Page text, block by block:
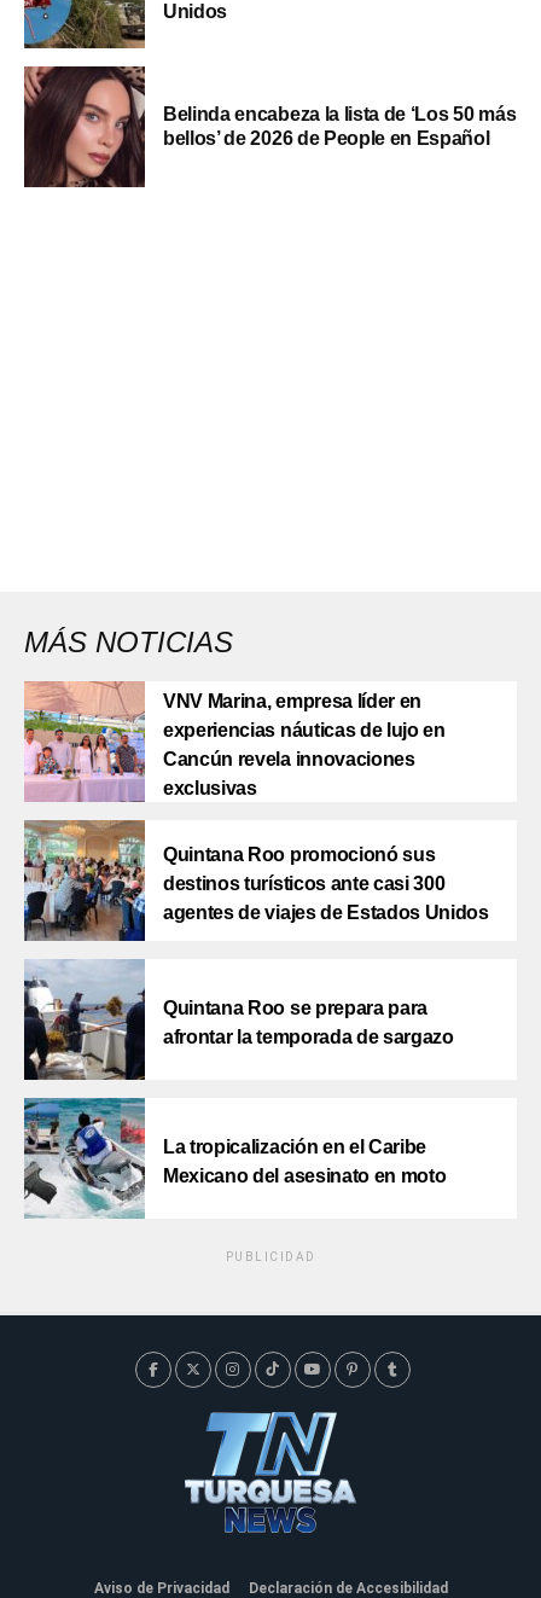
Unidos
Belinda encabeza la lista de ‘Los 50 más
bellos’ de 2026 de People en Español
MÁS NOTICIAS
VNV Marina, empresa líder en
experiencias náuticas de lujo en
Cancún revela innovaciones
exclusivas
Quintana Roo promocionó sus
destinos turísticos ante casi 300
agentes de viajes de Estados Unidos
Quintana Roo se prepara para
afrontar la temporada de sargazo
La tropicalización en el Caribe
Mexicano del asesinato en moto
PUBLICIDAD
Aviso de Privacidad Declaración de Accesibilidad